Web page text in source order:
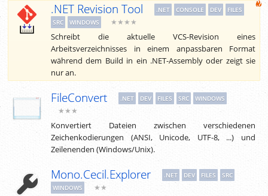
.NET Revision Tool .NET CONSOLE DEV
FILES
SRC
WINDOWS ★★★★
Schreibt die aktuelle VCS-Revision eines
Arbeitsverzeichnisses in einem anpassbaren Format
während dem Build in ein .NET-Assembly oder zeigt sie
nur an.
FileConvert .NET DEV FILES SRC WINDOWS
★★★
Konvertiert Dateien zwischen verschiedenen
Zeichenkodierungen (ANSI, Unicode, UTF-8, ...) und
Zeilenenden (Windows/Unix).
Mono.Cecil.Explorer .NET DEV FILES
SRC
WINDOWS
★★